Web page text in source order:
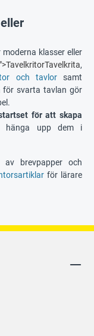
klasser eller
">TavelkritorTavelkrita,
och tavlorsamt
för svarta tavlan gör
för att skapa
hänga upp dem i
brevpapper och
för lärare